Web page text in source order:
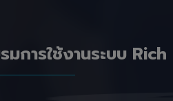
การใช้งานระบบ Rich